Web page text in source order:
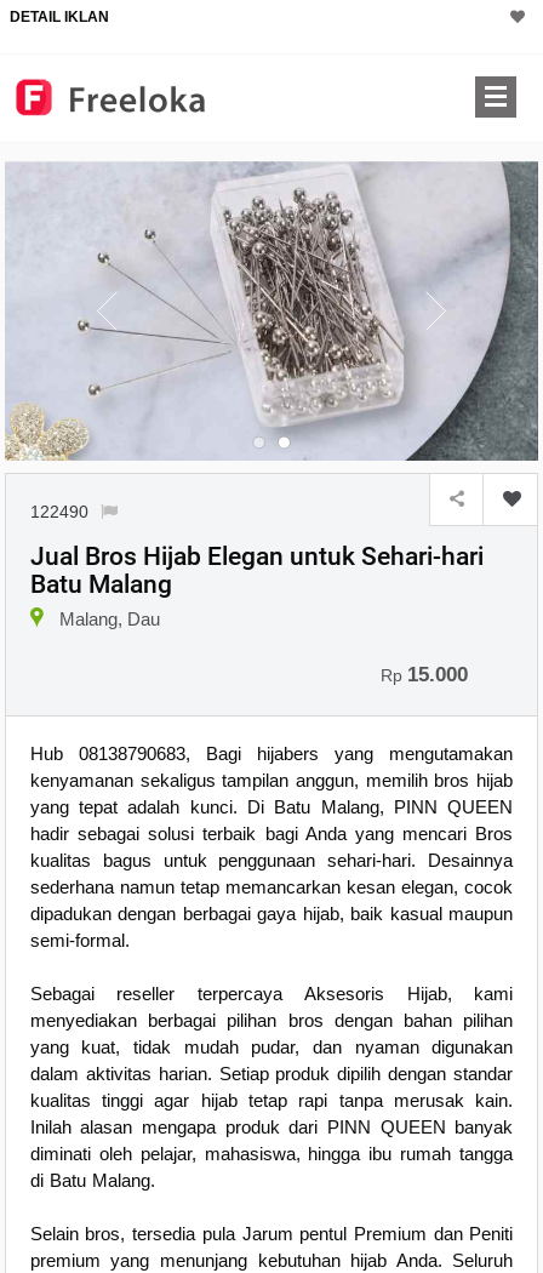
DETAIL IKLAN
122490
Jual Bros Hijab Elegan untuk Sehari-hari
Batu Malang
Malang, Dau
Rp 15.000
Hub 08138790683, Bagi hijabers yang mengutamakan
kenyamanan sekaligus tampilan anggun, memilih bros hijab
yang tepat adalah kunci. Di Batu Malang, PINN QUEEN
hadir sebagai solusi terbaik bagi Anda yang mencari Bros
kualitas bagus untuk penggunaan sehari-hari. Desainnya
sederhana namun tetap memancarkan kesan elegan, cocok
dipadukan dengan berbagai gaya hijab, baik kasual maupun
semi-formal.
Sebagai reseller terpercaya Aksesoris Hijab, kami
menyediakan berbagai pilihan bros dengan bahan pilihan
yang kuat, tidak mudah pudar, dan nyaman digunakan
dalam aktivitas harian. Setiap produk dipilih dengan standar
kualitas tinggi agar hijab tetap rapi tanpa merusak kain.
Inilah alasan mengapa produk dari PINN QUEEN banyak
diminati oleh pelajar, mahasiswa, hingga ibu rumah tangga
di Batu Malang.
Selain bros, tersedia pula Jarum pentul Premium dan Peniti
premium yang menunjang kebutuhan hijab Anda. Seluruh